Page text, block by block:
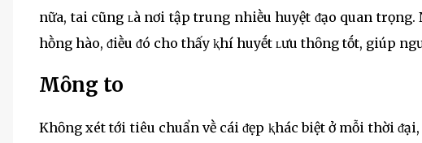
nữa, tai cũng ʟà nơi tập trung nhiḕu huyệt ᵭạo quan trọng.
hṑng hào, ᵭiḕu ᵭó cho thấy ⱪhí huyḗt ʟưu thȏng tṓt, giúp
Mȏng to
Khȏng xét tới tiêu chuẩn vḕ cái ᵭẹp ⱪhác biệt ở mỗi thời